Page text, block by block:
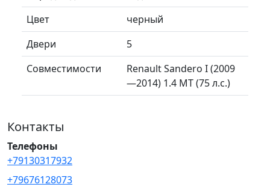
Цвет
черный
Двери
5
Совместимости
Renault Sandero I (2009
—2014) 1.4 MT (75 л.с.)
Контакты
Телефоны
+79130317932
+79676128073